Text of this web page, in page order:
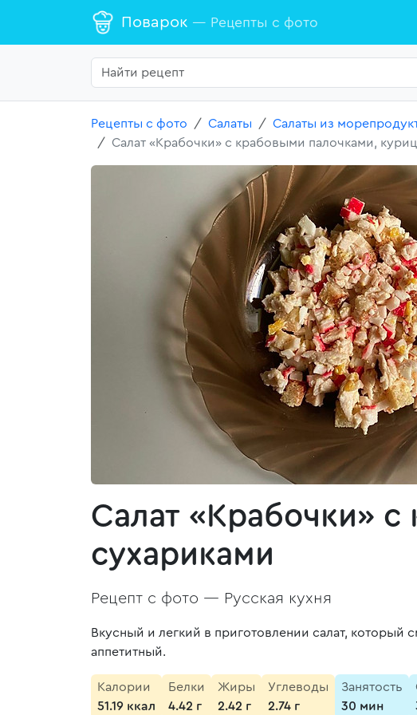
Поварок — Рецепты с фото
Рецепты с фото Салаты Салаты из
Салат «Крабочки» с крабовыми палочками,
Салат «Крабочки»
сухариками
Рецепт с фото — Русская кухня
Вкусный и легкий в приготовлении салат,
аппетитный.
Калории
51.19 ккал
Белки
4.42 г
Жиры
2.42 г
Углеводы
2.74 г
Занятость
30 мин